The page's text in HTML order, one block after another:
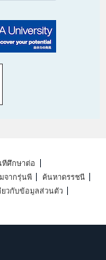
ศึกษาต่อ
จากรุ่นพี่
ค้นหาดรรชนี
ยวกับข้อมูลส่วนตัว